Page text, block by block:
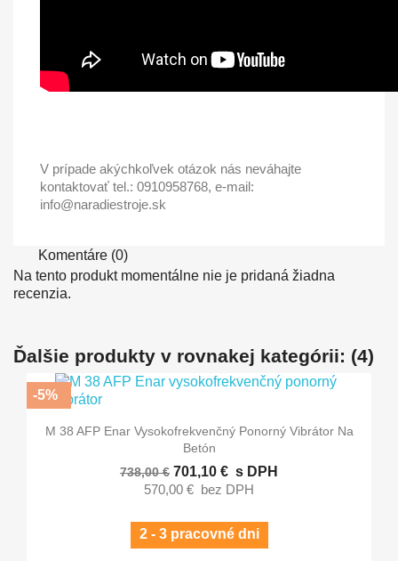
V prípade akýchkoľvek otázok nás neváhajte
kontaktovať tel.: 0910958768, e-mail:
info@naradiestroje.sk
Komentáre (0)
Na tento produkt momentálne nie je pridaná žiadna
recenzia.
Ďalšie produkty v rovnakej kategórii: (4)
M 38 AFP Enar Vysokofrekvenčný Ponorný Vibrátor Na
Betón
738,00 € 701,10 € s DPH
570,00 € bez DPH
2 - 3 pracovné dni
-5%